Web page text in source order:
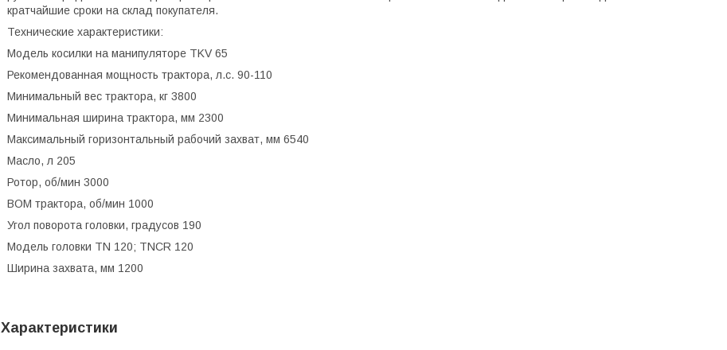
кратчайшие сроки на склад покупателя.
Технические характеристики:
Модель косилки на манипуляторе TKV 65
Рекомендованная мощность трактора, л.с. 90-110
Минимальный вес трактора, кг 3800
Минимальная ширина трактора, мм 2300
Максимальный горизонтальный рабочий захват, мм 6540
Масло, л 205
Ротор, об/мин 3000
ВОМ трактора, об/мин 1000
Угол поворота головки, градусов 190
Модель головки TN 120; TNCR 120
Ширина захвата, мм 1200
Характеристики